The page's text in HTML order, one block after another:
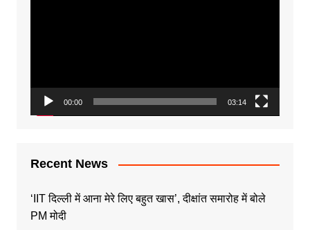
00:00 03:14
Recent News
‘IIT दिल्ली में आना मेरे लिए बहुत खास’, दीक्षांत समारोह में बोले
PM मोदी